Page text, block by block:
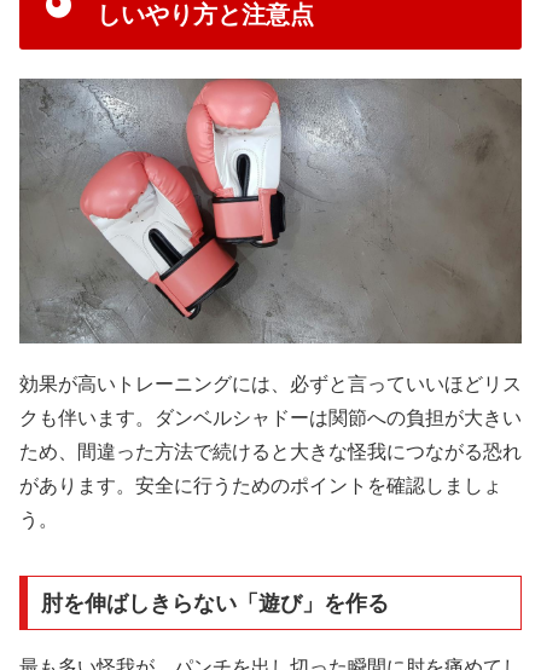
しいやり方と注意点
効果が高いトレーニングには、必ずと言っていいほどリス
クも伴います。ダンベルシャドーは関節への負担が大きい
ため、間違った方法で続けると大きな怪我につながる恐れ
があります。安全に行うためのポイントを確認しましょ
う。
肘を伸ばしきらない「遊び」を作る